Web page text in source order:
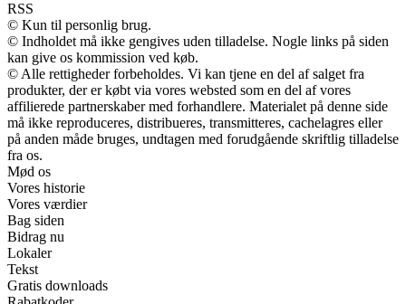
RSS
© Kun til personlig brug.
© Indholdet må ikke gengives uden tilladelse. Nogle links på siden
kan give os kommission ved køb.
© Alle rettigheder forbeholdes. Vi kan tjene en del af salget fra
produkter, der er købt via vores websted som en del af vores
affilierede partnerskaber med forhandlere. Materialet på denne side
må ikke reproduceres, distribueres, transmitteres, cachelagres eller
på anden måde bruges, undtagen med forudgående skriftlig tilladelse
fra os.
Mød os
Vores historie
Vores værdier
Bag siden
Bidrag nu
Lokaler
Tekst
Gratis downloads